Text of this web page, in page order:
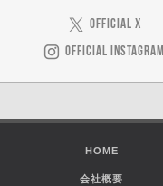
OFFICIAL X
OFFICIAL INSTAGRAM
HOME
会社概要